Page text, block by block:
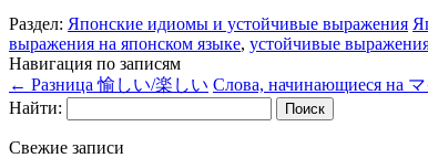
Раздел: Японские идиомы и устойчивые выражения
выражения на японском языке, устойчивые
Навигация по записям
← Разница 愉しい/楽しい Слова, начинающиеся на
Найти:
Свежие записи